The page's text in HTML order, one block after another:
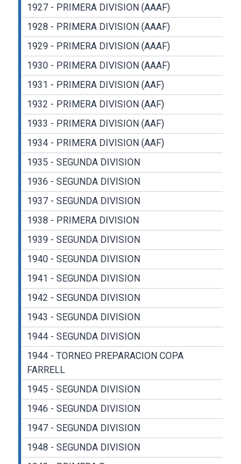
1927 - PRIMERA DIVISION (AAAF)
1928 - PRIMERA DIVISION (AAAF)
1929 - PRIMERA DIVISION (AAAF)
1930 - PRIMERA DIVISION (AAAF)
1931 - PRIMERA DIVISION (AAF)
1932 - PRIMERA DIVISION (AAF)
1933 - PRIMERA DIVISION (AAF)
1934 - PRIMERA DIVISION (AAF)
1935 - SEGUNDA DIVISION
1936 - SEGUNDA DIVISION
1937 - SEGUNDA DIVISION
1938 - PRIMERA DIVISION
1939 - SEGUNDA DIVISION
1940 - SEGUNDA DIVISION
1941 - SEGUNDA DIVISION
1942 - SEGUNDA DIVISION
1943 - SEGUNDA DIVISION
1944 - SEGUNDA DIVISION
1944 - TORNEO PREPARACION COPA
FARRELL
1945 - SEGUNDA DIVISION
1946 - SEGUNDA DIVISION
1947 - SEGUNDA DIVISION
1948 - SEGUNDA DIVISION